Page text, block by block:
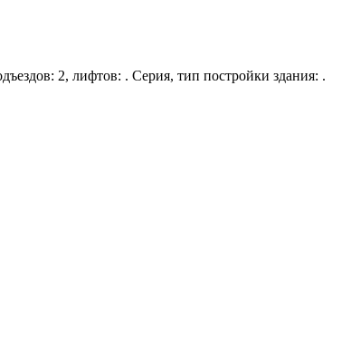
2, лифтов: . Серия, тип постройки здания: .